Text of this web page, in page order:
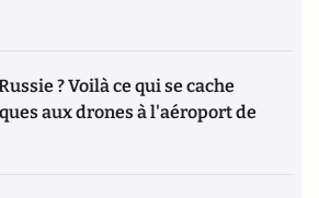
? Voilà ce qui se cache
aux drones à l'aéroport de